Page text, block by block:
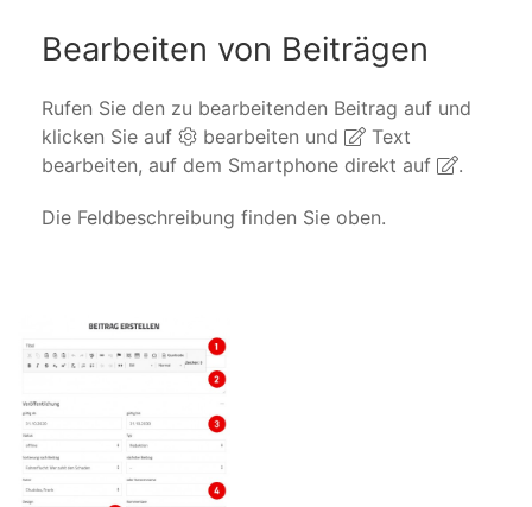
Bearbeiten von Beiträgen
Rufen Sie den zu bearbeitenden Beitrag auf und
klicken Sie auf
bearbeiten und
Text
bearbeiten, auf dem Smartphone direkt auf
.
Die Feldbeschreibung finden Sie oben.